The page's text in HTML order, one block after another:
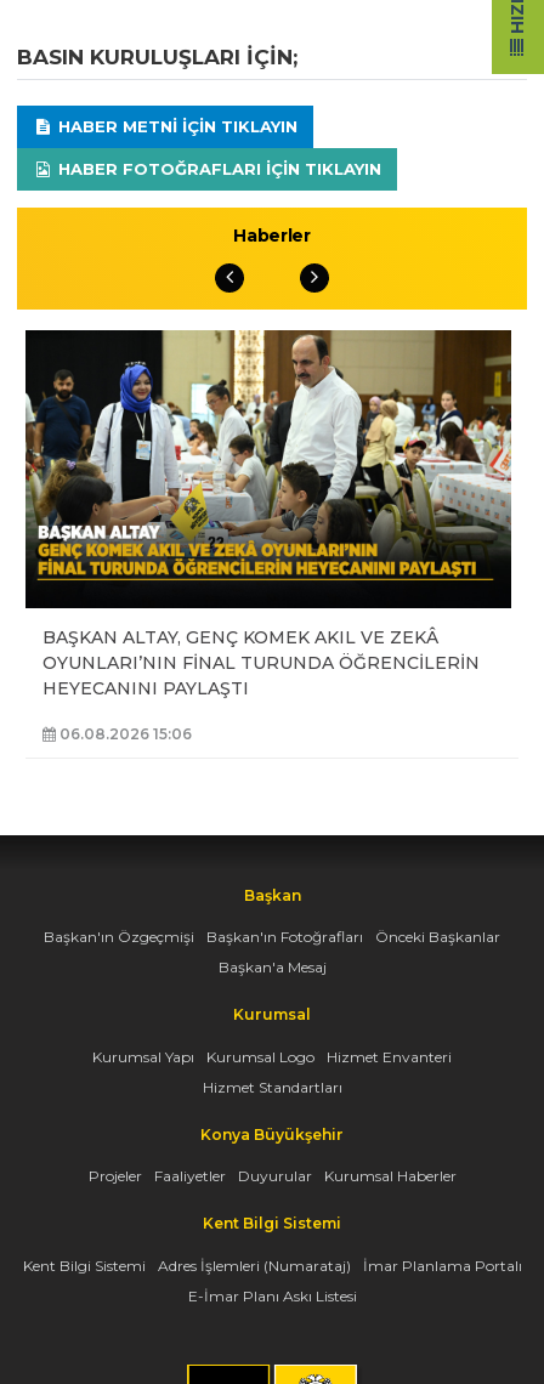
BASIN KURULUŞLARI IÇIN;
HABER METNI IÇIN TIKLAYIN
HABER FOTOĞRAFLARI IÇIN TIKLAYIN
Haberler
BAŞKAN ALTAY, GENÇ KOMEK AKIL VE ZEKÂ
OYUNLARI’NIN FİNAL TURUNDA ÖĞRENCİLERİN
HEYECANINI PAYLAŞTI
06.08.2026 15:06
Başkan
Başkan'ın Özgeçmişi Başkan'ın Fotoğrafları
Önceki Başkanlar
Başkan'a Mesaj
Kurumsal
Kurumsal Yapı Kurumsal Logo
Hizmet Envanteri
Hizmet Standartları
Konya Büyükşehir
Projeler Faaliyetler Duyurular Kurumsal Haberler
Kent Bilgi Sistemi
Kent Bilgi Sistemi Adres İşlemleri (Numarataj)
İmar Planlama Portalı
E-İmar Planı Askı Listesi